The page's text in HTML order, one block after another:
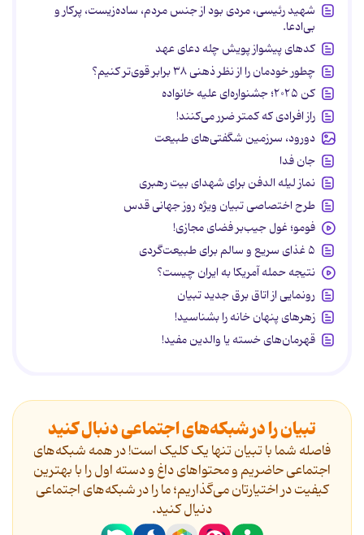
شهید رئیسی، مردی بود از جنس مردم، ساده‌زیست، پرکار و
بی‌ادعا.
کدهای پیشواز پویش چله دعای عهد
چطور خودمان را از نظر ذهنی ۳۸ برابر قوی‌تر کنیم؟
کن ۲۰۲۵؛ جشنواره‌ای علیه خانواده
راز افرادی که کمتر ضرر می‌کنند!
دورود، سرزمین شگفتی‌های طبیعت
جان فدا
نماز لیله الدفن برای شهدای بیت رهبری
طرح اختصاصی تبیان ویژه روز جهانی قدس
فومو؛ غول جیب‌بر فضای مجازی!
۵ غذای سریع و سالم برای طبیعت‌گردی
نتیجه حمله آمریکا به ایران چیست؟
رونمایی از اتاق برق جدید تبیان
زهرهای پنهان خانه را بشناسید!
قهرمان‌های خسته یا والدین مفید!
تبیان را در شبکه‌های اجتماعی دنبال کنید
فاصله شما با تبیان تنها یک کلیک است! در همه شبکه‌های
اجتماعی حاضریم و محتواهای داغ و دسته اول را با بهترین
کیفیت در اختیارتان می‌گذاریم؛ ما را در شبکه‌های اجتماعی
دنیال کنید.